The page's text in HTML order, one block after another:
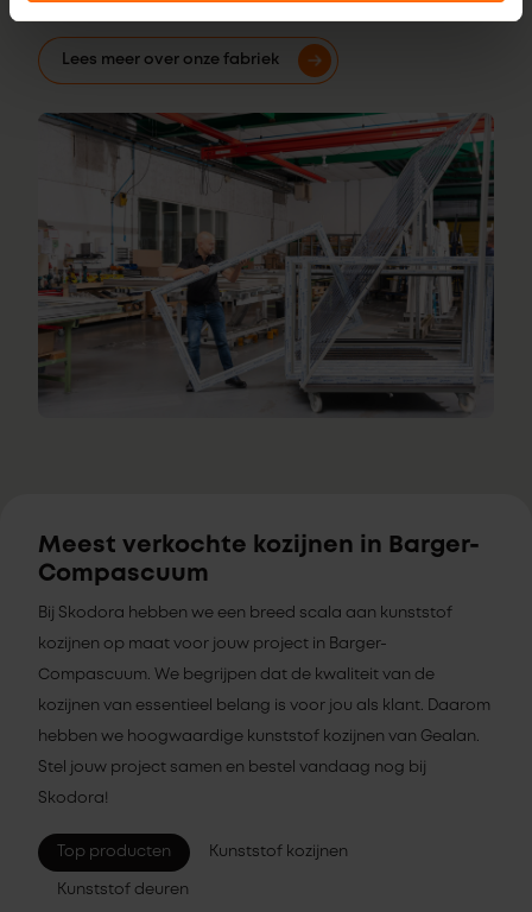
Lees meer over onze fabriek
Meest verkochte kozijnen in Barger-
Compascuum
Bij Skodora hebben we een breed scala aan kunststof
kozijnen op maat voor jouw project in Barger-
Compascuum. We begrijpen dat de kwaliteit van de
kozijnen van essentieel belang is voor jou als klant. Daarom
hebben we hoogwaardige kunststof kozijnen van Gealan.
Stel jouw project samen en bestel vandaag nog bij
Skodora!
Top producten Kunststof kozijnen
Kunststof deuren